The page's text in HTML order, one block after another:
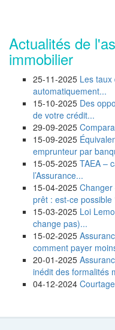
Actualités de
immobilier
25-11-2025 Les taux
automatiquement...
15-10-2025 Des
de votre crédit...
29-09-2025
15-09-2025
emprunteur par
15-05-2025 TAEA –
l’Assurance...
15-04-2025 Changer
prêt : est-ce possible
15-03-2025 Loi
change pas)...
15-02-2025
comment payer
20-01-2025
inédit des formalités
04-12-2024